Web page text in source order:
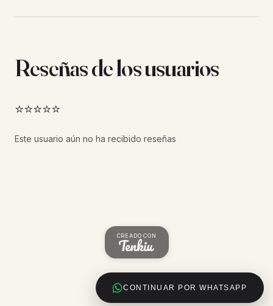
CONTINUAR POR WHATSAPP
Reseñas de los usuarios
⭐⭐⭐⭐⭐
Este usuario aún no ha recibido reseñas
CREADO CON